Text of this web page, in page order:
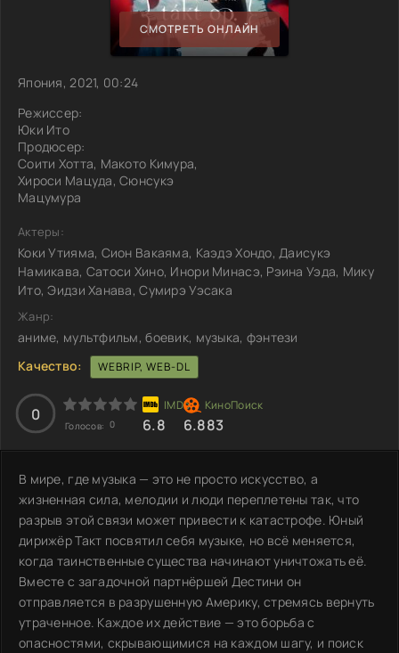
СМОТРЕТЬ ОНЛАЙН
Япония, 2021, 00:24
Режиссер:
Юки Ито
Продюсер:
Соити Хотта, Макото Кимура,
Хироси Мацуда, Сюнсукэ
Мацумура
Актеры:
Коки Утияма, Сион Вакаяма, Каэдэ Хондо, Даисукэ
Намикава, Сатоси Хино, Инори Минасэ, Рэина Уэда, Мику
Ито, Эидзи Ханава, Сумирэ Уэсака
Жанр:
аниме, мультфильм, боевик, музыка, фэнтези
Качество:
WEBRIP, WEB-DL
0
Голосов: 0 6.8 6.883
В мире, где музыка — это не просто искусство, а
жизненная сила, мелодии и люди переплетены так, что
разрыв этой связи может привести к катастрофе. Юный
дирижёр Такт посвятил себя музыке, но всё меняется,
когда таинственные существа начинают уничтожать её.
Вместе с загадочной партнёршей Дестини он
отправляется в разрушенную Америку, стремясь вернуть
утраченное. Каждое их действие — это борьба с
опасностями, скрывающимися на каждом шагу, и поиск